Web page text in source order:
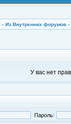
» Из Внутренних форумов
У вас нет
Пароль: